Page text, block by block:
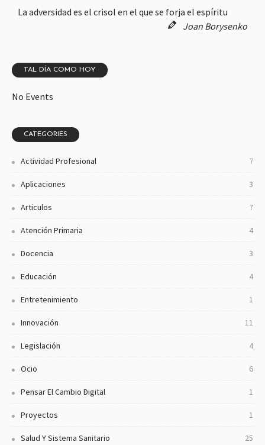
La adversidad es el crisol en el que se forja el espíritu
Joan Borysenko
TAL DÍA COMO HOY
No Events
CATEGORIES
Actividad Profesional 7
Aplicaciones 3
Articulos 7
Atención Primaria 4
Docencia 3
Educación 4
Entretenimiento 1
Innovación 11
Legislación 4
Ocio 6
Pensar El Cambio Digital 1
Proyectos 1
Salud Y Sistema Sanitario 25